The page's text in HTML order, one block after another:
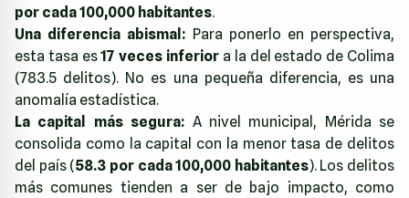
por cada 100,000 habitantes.
Una diferencia abismal: Para ponerlo en perspectiva,
esta tasa es17 veces inferior a la del estado de Colima
(783.5 delitos). No es una pequeña diferencia, es una
anomalía estadística.
La capital más segura: A nivel municipal, Mérida se
consolida como la capital con la menor tasa de delitos
del país (58.3 por cada 100,000 habitantes). Los delitos
más comunes tienden a ser de bajo impacto, como